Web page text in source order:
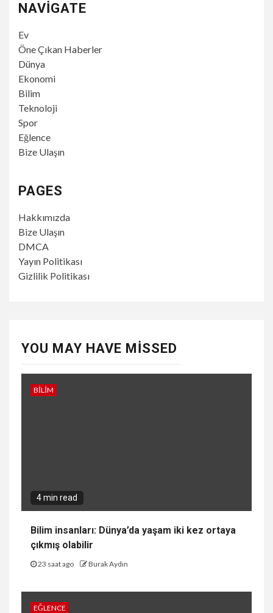
NAVIGATE
Ev
Öne Çıkan Haberler
Dünya
Ekonomi
Bilim
Teknoloji
Spor
Eğlence
Bize Ulaşın
PAGES
Hakkımızda
Bize Ulaşın
DMCA
Yayın Politikası
Gizlilik Politikası
YOU MAY HAVE MISSED
BILIM
4 min read
Bilim insanları: Dünya’da yaşam iki kez ortaya
çıkmış olabilir
23 saat ago Burak Aydın
EĞLENCE